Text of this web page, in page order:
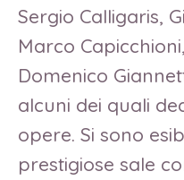
Sergio Calligaris,
Marco
Domenico
alcuni dei quali
opere. Si sono
prestigiose sale